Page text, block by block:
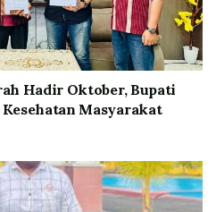
Hadir Oktober, Bupati
Masyarakat